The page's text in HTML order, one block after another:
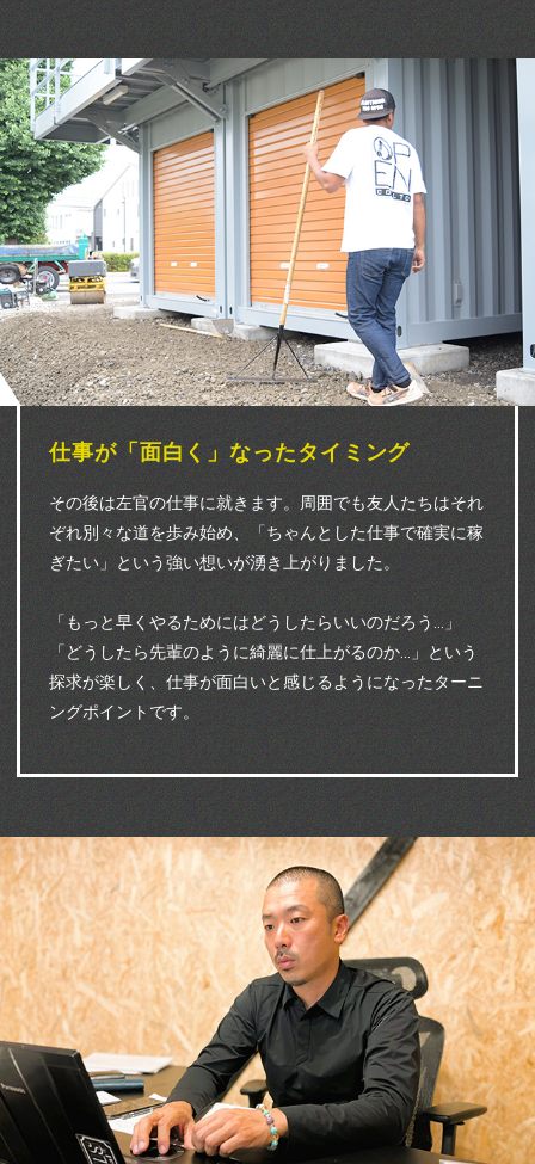
仕事が「面白く」なったタイミング
その後は左官の仕事に就きます。周囲でも友人たちはそれ
ぞれ別々な道を歩み始め、「ちゃんとした仕事で確実に稼
ぎたい」という強い想いが湧き上がりました。
「もっと早くやるためにはどうしたらいいのだろう…」
「どうしたら先輩のように綺麗に仕上がるのか…」という
探求が楽しく、仕事が面白いと感じるようになったターニ
ングポイントです。